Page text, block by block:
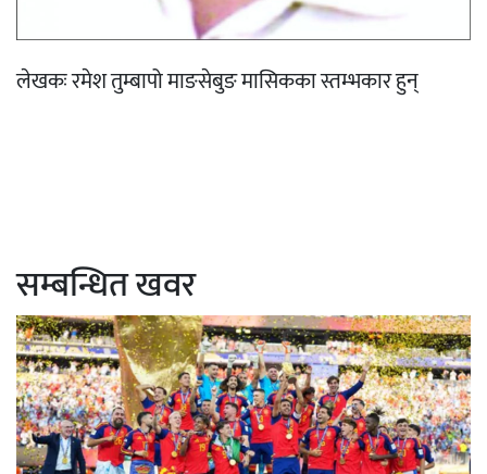
लेखकः रमेश तुम्बापो माङसेबुङ मासिकका स्तम्भकार हुन्
सम्बन्धित खवर